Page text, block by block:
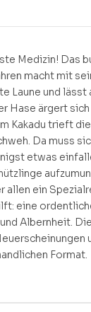
Medizin! Das
macht mit
Laune und lässt
Hase ärgert
Kakadu trieft
Da muss
etwas
allen ein
eine
Albernheit.
Format.